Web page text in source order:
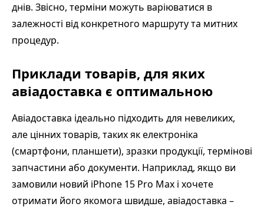
днів. Звісно, терміни можуть варіюватися в
залежності від конкретного маршруту та митних
процедур.
Приклади товарів, для яких
авіадоставка є оптимальною
Авіадоставка ідеально підходить для невеликих,
але цінних товарів, таких як електроніка
(смартфони, планшети), зразки продукції, термінові
запчастини або документи. Наприклад, якщо ви
замовили новий iPhone 15 Pro Max і хочете
отримати його якомога швидше, авіадоставка –